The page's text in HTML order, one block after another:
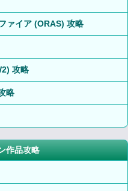
ァイア (ORAS) 攻略
攻略
略
作品攻略